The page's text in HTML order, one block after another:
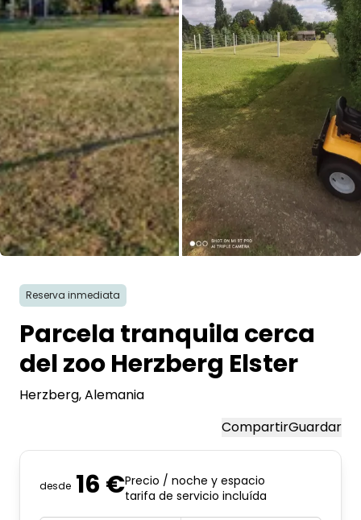
Sobre nosotros
Tienda
Contacto
Select language
Reserva inmediata
Parcela tranquila cerca
del zoo Herzberg Elster
Herzberg, Alemania
CompartirGuardar
desde 16 €Precio / noche y espacio
tarifa de servicio incluída